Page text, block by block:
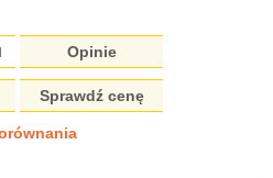
Opinie
Sprawdź cenę